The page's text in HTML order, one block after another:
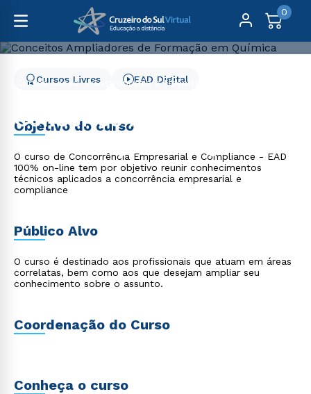
0
Cursos Livres
Gastronomia e Hospitalidade
Conceitos Ampliadores
de Formação em Química
Cursos Livres EAD Digital
Objetivo do curso
O curso de Concorrência Empresarial e Compliance - EAD
100% on-line tem por objetivo reunir conhecimentos
técnicos aplicados a concorrência empresarial e
compliance
Público Alvo
O curso é destinado aos profissionais que atuam em áreas
correlatas, bem como aos que desejam ampliar seu
conhecimento sobre o assunto.
Coordenação do Curso
Conheça o curso